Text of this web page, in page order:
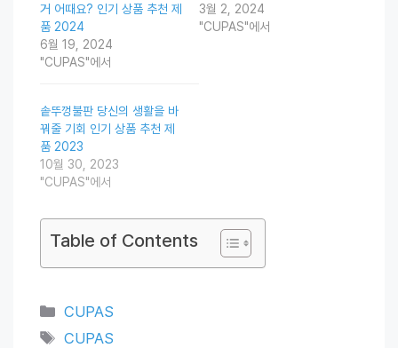
거 어때요? 인기 상품 추천 제
품 2024
6월 19, 2024
"CUPAS"에서
3월 2, 2024
"CUPAS"에서
솥뚜껑불판 당신의 생활을 바
꿔줄 기회 인기 상품 추천 제
품 2023
10월 30, 2023
"CUPAS"에서
Table of Contents
Categories
CUPAS
Tags
CUPAS